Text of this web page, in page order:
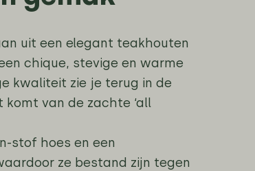
uit een elegant teakhouten
chique, stevige en warme
kwaliteit zie je terug in de
van de zachte ‘all
stof hoes en een
ze bestand zijn tegen